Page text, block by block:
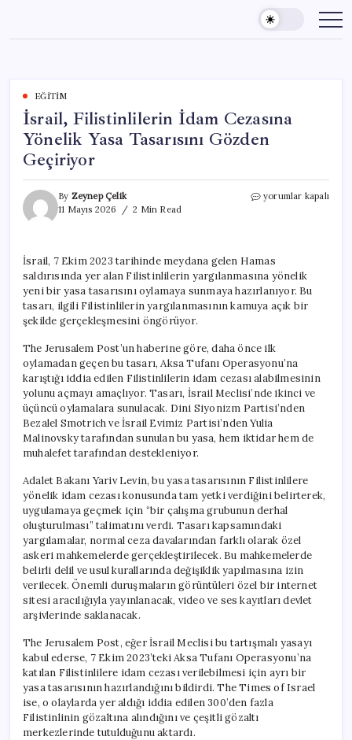
content
EĞITIM
İsrail, Filistinlilerin İdam Cezasına
Yönelik Yasa Tasarısını Gözden
Geçiriyor
By Zeynep Çelik
11 Mayıs 2026
2 Min Read
İsrail,
Yasa
Tasarısını
Gözden
Geçiriyor
yorumlar kapalı
İsrail, 7 Ekim 2023 tarihinde meydana gelen Hamas
saldırısında yer alan Filistinlilerin yargılanmasına yönelik
yeni bir yasa tasarısını oylamaya sunmaya hazırlanıyor. Bu
tasarı, ilgili Filistinlilerin yargılanmasının kamuya açık bir
şekilde gerçekleşmesini öngörüyor.
The Jerusalem Post’un haberine göre, daha önce ilk
oylamadan geçen bu tasarı, Aksa Tufanı Operasyonu’na
karıştığı iddia edilen Filistinlilerin idam cezası alabilmesinin
yolunu açmayı amaçlıyor. Tasarı, İsrail Meclisi’nde ikinci ve
üçüncü oylamalara sunulacak. Dini Siyonizm Partisi’nden
Bezalel Smotrich ve İsrail Evimiz Partisi’nden Yulia
Malinovsky tarafından sunulan bu yasa, hem iktidar hem de
muhalefet tarafından destekleniyor.
Adalet Bakanı Yariv Levin, bu yasa tasarısının Filistinlilere
yönelik idam cezası konusunda tam yetki verdiğini belirterek,
uygulamaya geçmek için “bir çalışma grubunun derhal
oluşturulması” talimatını verdi. Tasarı kapsamındaki
yargılamalar, normal ceza davalarından farklı olarak özel
askeri mahkemelerde gerçekleştirilecek. Bu mahkemelerde
belirli delil ve usul kurallarında değişiklik yapılmasına izin
verilecek. Önemli duruşmaların görüntüleri özel bir internet
sitesi aracılığıyla yayınlanacak, video ve ses kayıtları devlet
arşivlerinde saklanacak.
The Jerusalem Post, eğer İsrail Meclisi bu tartışmalı yasayı
kabul ederse, 7 Ekim 2023’teki Aksa Tufanı Operasyonu’na
katılan Filistinlilere idam cezası verilebilmesi için ayrı bir
yasa tasarısının hazırlandığını bildirdi. The Times of Israel
ise, o olaylarda yer aldığı iddia edilen 300’den fazla
Filistinlinin gözaltına alındığını ve çeşitli gözaltı
merkezlerinde tutulduğunu aktardı.